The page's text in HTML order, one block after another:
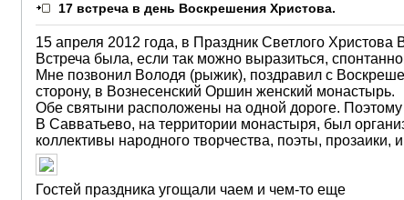
17 встреча в день Воскрешения Христова.
15 апреля 2012 года, в Праздник Светлого Христова
Встреча была, если так можно выразиться,
Мне позвонил Володя (рыжик), поздравил с
сторону, в Вознесенский Оршин женский монастырь.
Обе святыни расположены на одной дороге.
В Савватьево, на территории монастыря, был
коллективы народного творчества, поэты, прозаики,
Гостей праздника угощали чаем и чем-то еще